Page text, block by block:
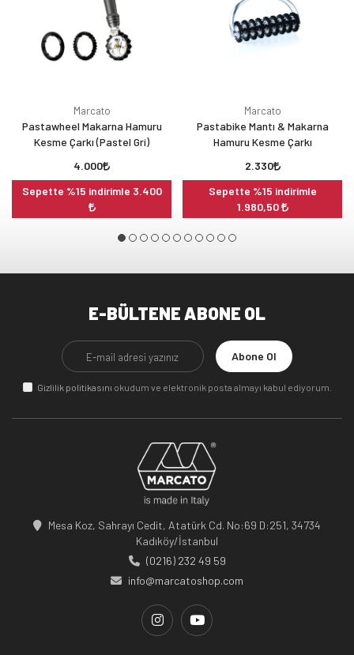
Marcato
Pastawheel Makarna Hamuru
Kesme Çarkı (Pastel Gri)
4.000
Sepette %15 indirimle 3.400
Marcato
Pastabike Mantı & Makarna
Hamuru Kesme Çarkı
2.330
Sepette %15 indirimle
1.980,50
E-BÜLTENE ABONE OL
Abone Ol
Gizlilik politikasını okudum ve elektronik posta almayı kabul ediyorum.
Mesa Koz, Sahrayı Cedit, Atatürk Cd. No:69 D:251, 34734
Kadıköy/İstanbul
(0216) 232 49 59
info@marcatoshop.com